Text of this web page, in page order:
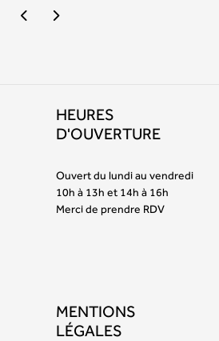
HEURES
D'OUVERTURE
Ouvert du lundi au vendredi
10h à 13h et 14h à 16h
Merci de prendre RDV
MENTIONS
LÉGALES